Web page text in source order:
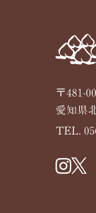
〒481-
愛知県
TEL.